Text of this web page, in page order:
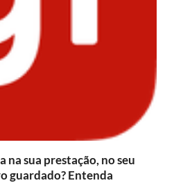
na sua prestação, no seu
guardado? Entenda